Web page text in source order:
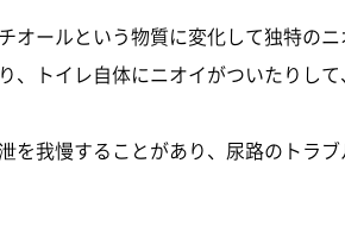
オールという物質に変化して独特の
、トイレ自体にニオイがついたりし
を我慢することがあり、尿路のトラ